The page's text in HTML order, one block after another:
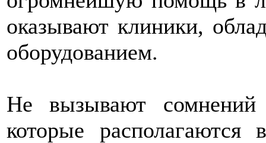
оказывают клиники,
оборудованием.
Не вызывают сомнений
которые